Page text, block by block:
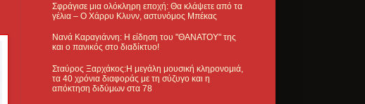
Σφράγισε μια ολόκληρη εποχή: Θα κλάψετε από τα
γέλια – Ο Χάρρυ Κλυνν, αστυνόμος Μπέκας
Νανά Καραγιάννη: Η είδηση του "ΘΑΝΑΤΟΥ" της
και ο πανικός στο διαδίκτυο!
Σταύρος Ξαρχάκος:Η μεγάλη μουσική κληρονομιά,
τα 40 χρόνια διαφοράς με τη σύζυγο και η
απόκτηση διδύμων στα 78